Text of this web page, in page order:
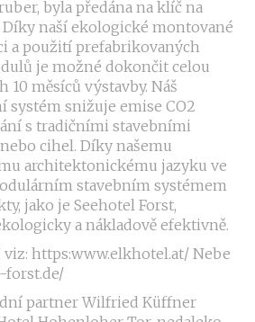
byla předána na klíč na
Díky naší ekologické montované
a použití prefabrikovaných
je možné dokončit celou
10 měsíců výstavby. Náš
systém snižuje emise CO2
s tradičními stavebními
cihel. Díky našemu
architektonickému jazyku ve
stavebním systémem
jako je Seehotel Forst,
a nákladově efektivně.
https:www.elkhotel.at/ Nebe
forst.de/
partner Wilfried Küffner